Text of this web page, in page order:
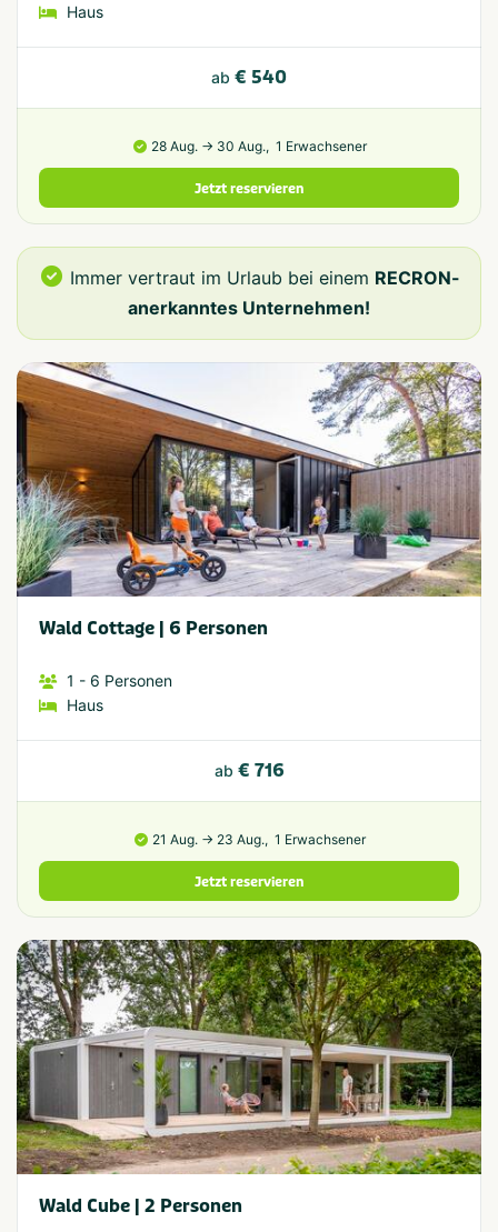
Haus
ab € 540
28 Aug. → 30 Aug., 1 Erwachsener
Jetzt reservieren
Immer vertraut im Urlaub bei einem RECRON-
anerkanntes Unternehmen!
Wald Cottage | 6 Personen
1 - 6 Personen
Haus
ab € 716
21 Aug. → 23 Aug., 1 Erwachsener
Jetzt reservieren
Wald Cube | 2 Personen